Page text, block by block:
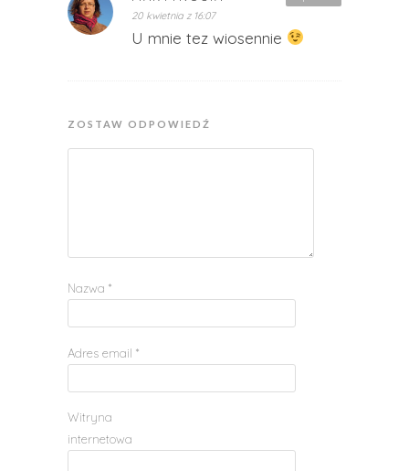
20 kwietnia z 16:07
U mnie tez wiosennie
ZOSTAW ODPOWIEDŹ
Nazwa *
Adres email *
Witryna
internetowa